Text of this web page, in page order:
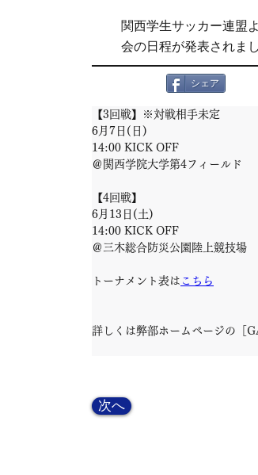
関西学生サッカー連盟
会の日程が発表されま
シェア
【3回戦】※対戦相手未定
6月7日(日)
14:00 KICK OFF
＠関西学院大学第4フィールド
【4回戦】
6月13日(土)
14:00 KICK OFF
＠三木総合防災公園陸上競技場
トーナメント表は こちら
詳しくは弊部ホームページの［
次へ